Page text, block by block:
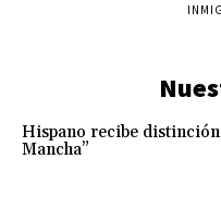
Hispano recibe
Mancha”